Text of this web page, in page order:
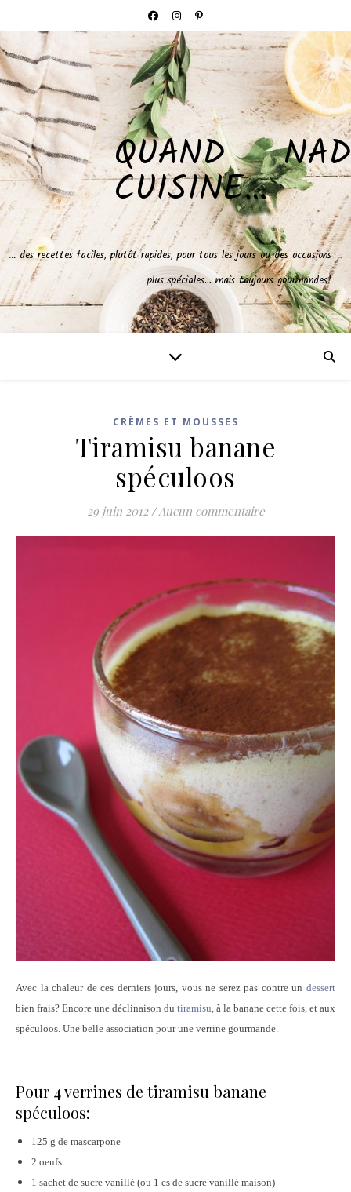
QUAND NAD
CUISINE…
… des recettes faciles, plutôt rapides, pour tous les jours ou des occasions
plus spéciales… mais toujours gourmandes!
CRÈMES ET MOUSSES
Tiramisu banane
spéculoos
29 juin 2012 /Aucun commentaire
Avec la chaleur de ces derniers jours, vous ne serez pas contre un dessert
bien frais? Encore une déclinaison du tiramisu, à la banane cette fois, et aux
spéculoos. Une belle association pour une verrine gourmande.
Pour 4 verrines de tiramisu banane
spéculoos:
125 g de mascarpone
2 oeufs
1 sachet de sucre vanillé (ou 1 cs de sucre vanillé maison)